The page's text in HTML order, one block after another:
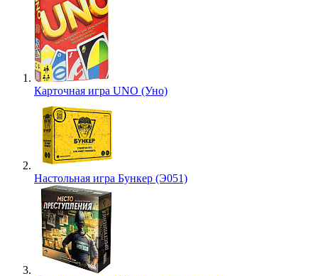
Карточная игра UNO (Уно)
Настольная игра Бункер (Э051)